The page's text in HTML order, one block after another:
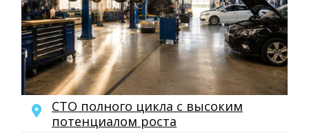
СТО полного цикла с высоким
потенциалом роста